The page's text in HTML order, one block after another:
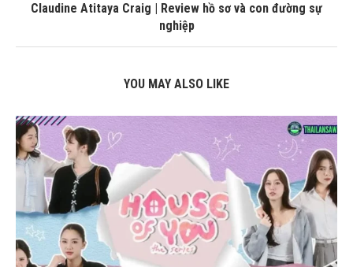
Claudine Atitaya Craig | Review hồ sơ và con đường sự
nghiệp
YOU MAY ALSO LIKE